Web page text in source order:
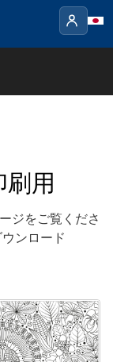
用
ジをご覧くださ
ンロード